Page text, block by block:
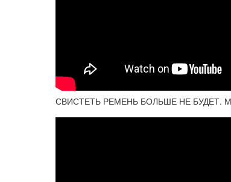
СВИСТЕТЬ РЕМЕНЬ БОЛЬШЕ НЕ БУДЕТ. Мало